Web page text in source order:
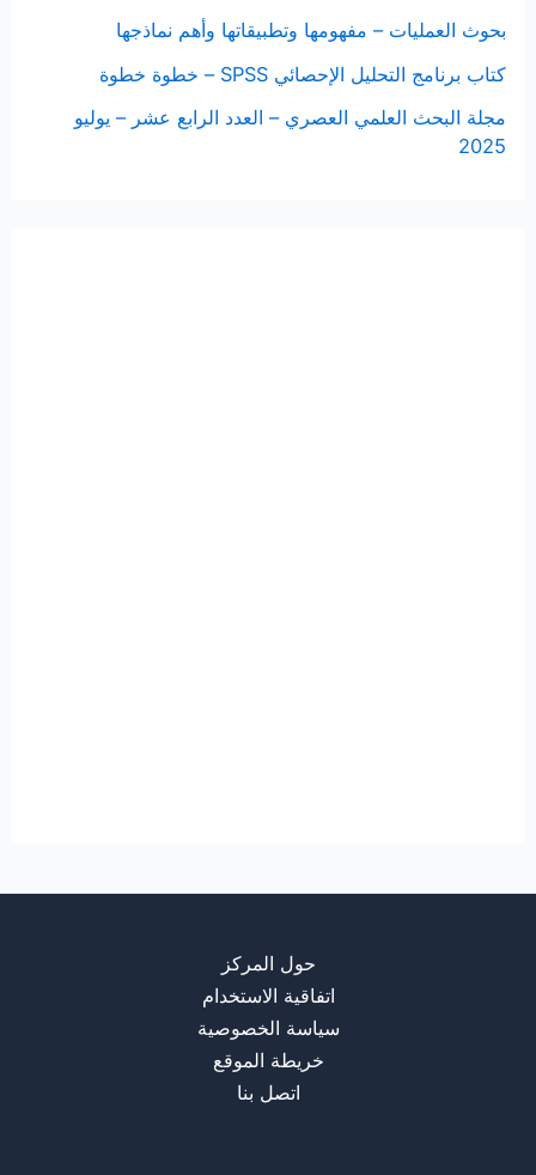
بحوث العمليات – مفهومها وتطبيقاتها وأهم نماذجها
كتاب برنامج التحليل الإحصائي SPSS – خطوة خطوة
مجلة البحث العلمي العصري – العدد الرابع عشر – يوليو
2025
حول المركز
اتفاقية الاستخدام
سياسة الخصوصية
خريطة الموقع
اتصل بنا